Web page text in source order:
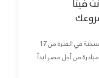
فيتا
المؤتمر العلمي الثاني لمجموعة رونت فيتا بمدينة السخنة في الفترة من 17
ومبادرة من أجل مصر ابدأ